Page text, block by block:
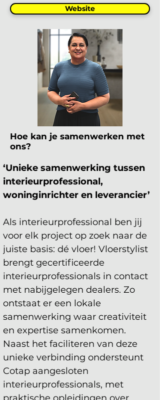
Website
Hoe kan je samenwerken met
ons?
‘Unieke samenwerking tussen
interieurprofessional,
woninginrichter en leverancier’
Als interieurprofessional ben jij
voor elk project op zoek naar de
juiste basis: dé vloer! Vloerstylist
brengt gecertificeerde
interieurprofessionals in contact
met nabijgelegen dealers. Zo
ontstaat er een lokale
samenwerking waar creativiteit
en expertise samenkomen.
Naast het faciliteren van deze
unieke verbinding ondersteunt
Cotap aangesloten
interieurprofessionals, met